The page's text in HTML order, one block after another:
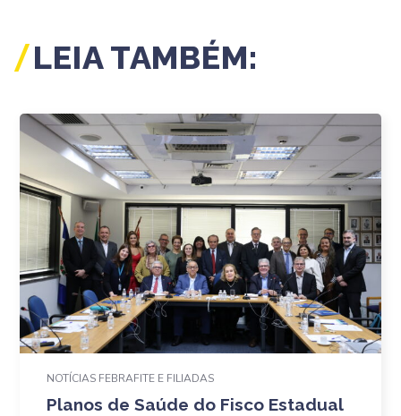
LEIA TAMBÉM:
NOTÍCIAS FEBRAFITE E FILIADAS
Planos de Saúde do Fisco Estadual